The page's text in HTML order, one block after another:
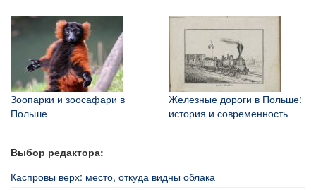
Зоопарки и зоосафари в
Польше
Железные дороги в Польше:
история и современность
Выбор редактора:
Каспровы верх: место, откуда видны облака